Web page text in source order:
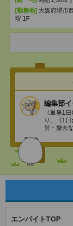
[勤務地] 大阪府堺市
堺 1F
編集部
《単発1
り、《1
営・撤去
エンバイトTOP